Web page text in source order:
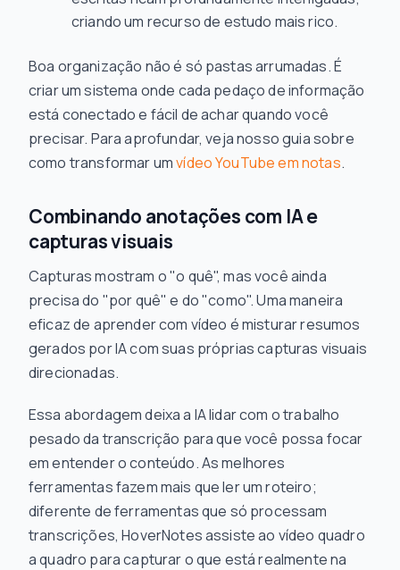
criando um recurso de estudo mais rico.
Boa organização não é só pastas arrumadas. É
criar um sistema onde cada pedaço de informação
está conectado e fácil de achar quando você
precisar. Para aprofundar, veja nosso guia sobre
como transformar umvídeo YouTube em notas.
Combinando anotações com IA e
capturas visuais
Capturas mostram o "o quê", mas você ainda
precisa do "por quê" e do "como". Uma maneira
eficaz de aprender com vídeo é misturar resumos
gerados por IA com suas próprias capturas visuais
direcionadas.
Essa abordagem deixa a IA lidar com o trabalho
pesado da transcrição para que você possa focar
em entender o conteúdo. As melhores
ferramentas fazem mais que ler um roteiro;
diferente de ferramentas que só processam
transcrições, HoverNotes assiste ao vídeo quadro
a quadro para capturar o que está realmente na